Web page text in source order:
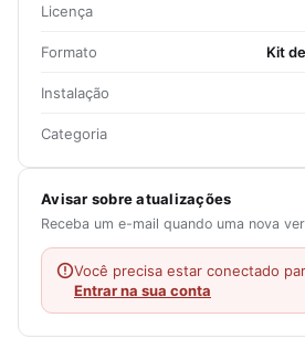
Licença
Formato Kit
Instalação
Categoria
Avisar sobre atualizações
Receba um e-mail quando uma nova
Você precisa estar conectado
Entrar na sua conta